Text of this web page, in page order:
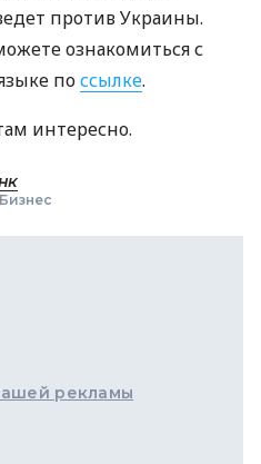
против Украины.
ознакомиться с
поссылке.
интересно.
рекламы